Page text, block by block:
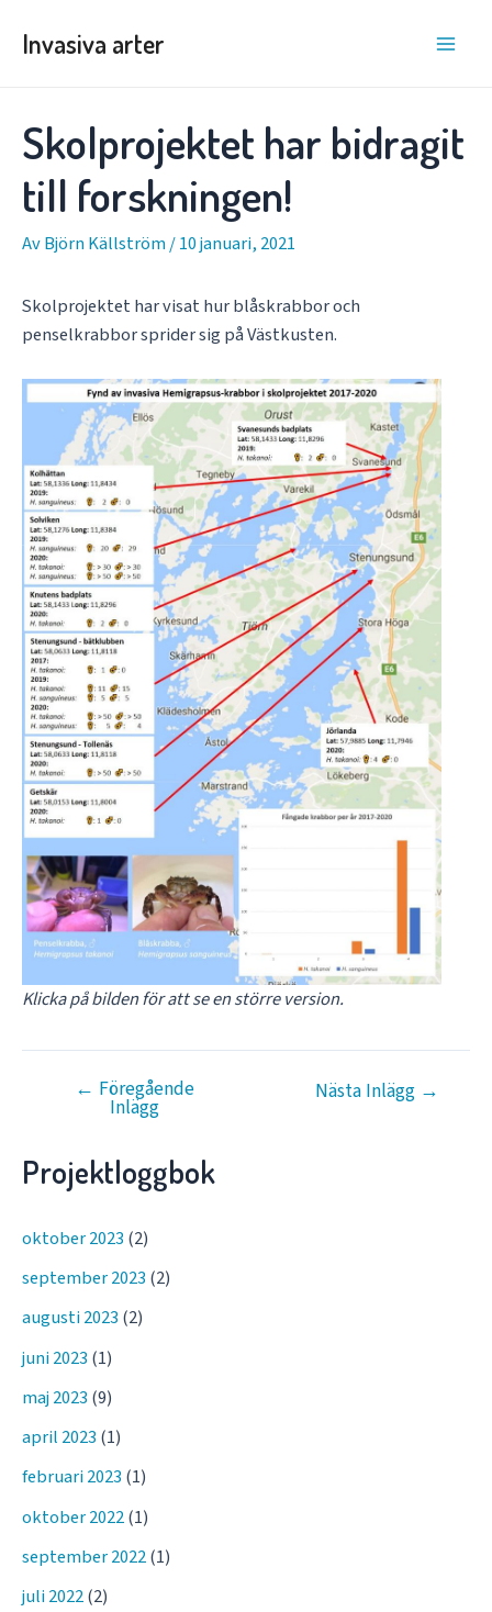
Invasiva arter
Skolprojektet har bidragit
till forskningen!
AvBjörn Källström/10 januari, 2021
Skolprojektet har visat hur blåskrabbor och
penselkrabbor sprider sig på Västkusten.
Klicka på bilden för att se en större version.
Inläggsnavigering
← Föregående
Inlägg
Nästa Inlägg →
Projektloggbok
oktober 2023 (2)
september 2023 (2)
augusti 2023 (2)
juni 2023 (1)
maj 2023 (9)
april 2023 (1)
februari 2023 (1)
oktober 2022(1)
september 2022(1)
juli 2022(2)